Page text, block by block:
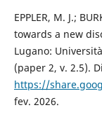
EPPLER, M. J.;
towards a new
Lugano:
(paper 2, v. 2.5).
https://
fev. 2026.